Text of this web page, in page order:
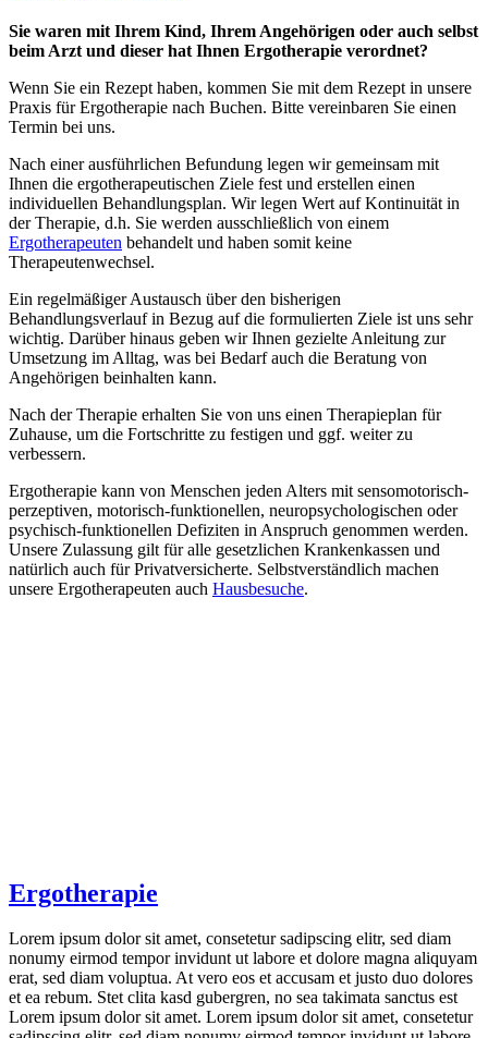
Sie waren mit Ihrem Kind, Ihrem Angehörigen oder auch selbst
beim Arzt und dieser hat Ihnen Ergotherapie verordnet?
Wenn Sie ein Rezept haben, kommen Sie mit dem Rezept in unsere
Praxis für Ergotherapie nach Buchen. Bitte vereinbaren Sie einen
Termin bei uns.
Nach einer ausführlichen Befundung legen wir gemeinsam mit
Ihnen die ergotherapeutischen Ziele fest und erstellen einen
individuellen Behandlungsplan. Wir legen Wert auf Kontinuität in
der Therapie, d.h. Sie werden ausschließlich von einem
Ergotherapeuten behandelt und haben somit keine
Therapeutenwechsel.
Ein regelmäßiger Austausch über den bisherigen
Behandlungsverlauf in Bezug auf die formulierten Ziele ist uns sehr
wichtig. Darüber hinaus geben wir Ihnen gezielte Anleitung zur
Umsetzung im Alltag, was bei Bedarf auch die Beratung von
Angehörigen beinhalten kann.
Nach der Therapie erhalten Sie von uns einen Therapieplan für
Zuhause, um die Fortschritte zu festigen und ggf. weiter zu
verbessern.
Ergotherapie kann von Menschen jeden Alters mit sensomotorisch-
perzeptiven, motorisch-funktionellen, neuropsychologischen oder
psychisch-funktionellen Defiziten in Anspruch genommen werden.
Unsere Zulassung gilt für alle gesetzlichen Krankenkassen und
natürlich auch für Privatversicherte. Selbstverständlich machen
unsere Ergotherapeuten auch Hausbesuche.
Ergotherapie
Lorem ipsum dolor sit amet, consetetur sadipscing elitr, sed diam
nonumy eirmod tempor invidunt ut labore et dolore magna aliquyam
erat, sed diam voluptua. At vero eos et accusam et justo duo dolores
et ea rebum. Stet clita kasd gubergren, no sea takimata sanctus est
Lorem ipsum dolor sit amet. Lorem ipsum dolor sit amet, consetetur